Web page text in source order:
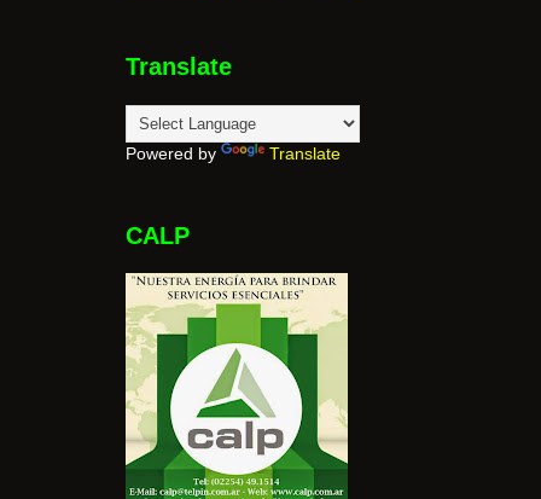
Translate
Powered by Translate
CALP